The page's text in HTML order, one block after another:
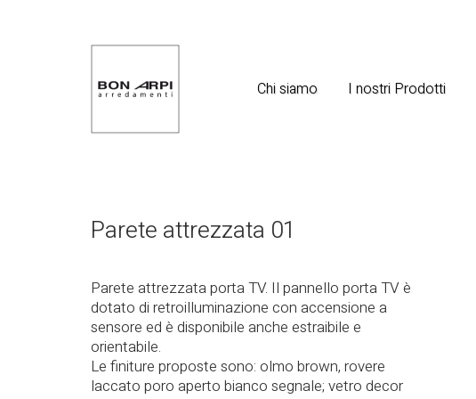
Chi siamo I nostri Prodotti
Parete attrezzata 01
Parete attrezzata porta TV. Il pannello porta TV è
dotato di retroilluminazione con accensione a
sensore ed è disponibile anche estraibile e
orientabile.
Le finiture proposte sono: olmo brown, rovere
laccato poro aperto bianco segnale; vetro decor